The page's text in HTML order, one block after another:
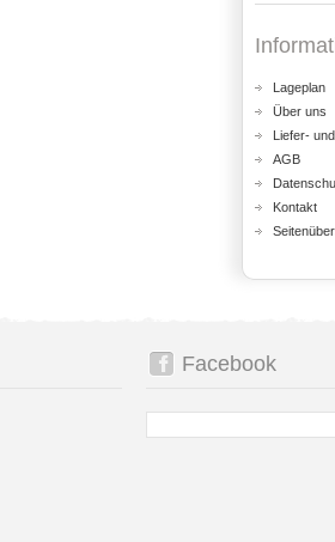
Lageplan
Über uns
Liefer-
AGB
Kontakt
Facebook